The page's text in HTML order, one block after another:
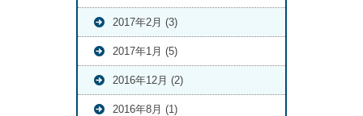
2017年2月 (3)
2017年1月 (5)
2016年12月 (2)
2016年8月 (1)